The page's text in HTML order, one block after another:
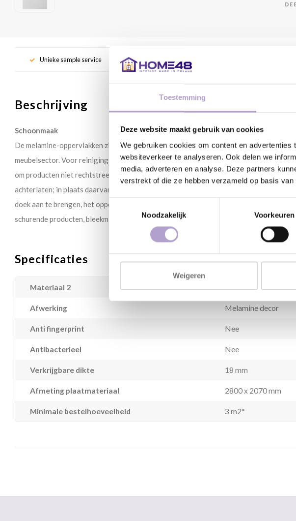
Toestemming
Deze website maakt gebruik van cookies
We gebruiken cookies om content en
websiteverkeer te analyseren. Ook delen we
media, adverteren en analyse. Deze partners
verstrekt of die ze hebben verzameld op basis
Toestemmingsselectie
Noodzakelijk
Voorkeuren
Weigeren
Unieke sample service
Beschrijving
Schoonmaak
De melamine-oppervlakken zijn de meest resistente onder de oppervlakken die
meubelsector. Voor reiniging kies een wasmiddel voor huishoudelijk gebruik. Het
om producten niet rechtstreeks op het oppervlak te spuiten, omdat dit kan vlekken en
achterlaten; in plaats daarvan verdient het de voorkeur om het wasmiddel op een
doek aan te brengen, het oppervlak schoon te maken en spoel het daarna uit. Vermijd
schurende producten, bleekmiddelen of sterk gechloreerde producten of zuren.
Specificaties
Materiaal 2 Houtvezelplaat
Afwerking Melamine decor
Anti fingerprint Nee
Antibacterieel Nee
Verkrijgbare dikte 18 mm
Afmeting plaatmateriaal 2800 x 2070 mm
Minimale bestelhoeveelheid 3 m2*